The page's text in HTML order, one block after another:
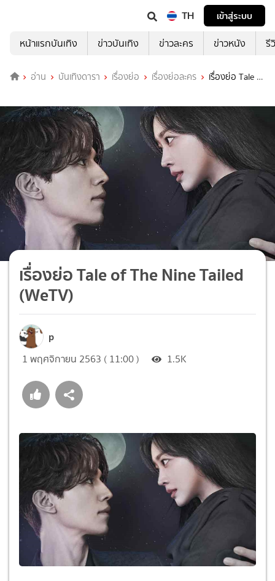
TH
เข้าสู่ระบบ
หน้าแรกบันเทิง
ข่าวบันเทิง ข่าวละคร ข่าวหนัง รี
อ่าน บันเทิงดารา เรื่องย่อ เรื่องย่อละคร
เรื่องย่อ Tale of
เรื่องย่อ Tale of The Nine Tailed
(WeTV)
p
1 พฤศจิกายน 2563 ( 11:00 ) 1.5K